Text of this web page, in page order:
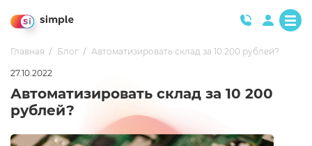
Главная Блог Автоматизировать склад за 10 200 рублей?
27.10.2022
Автоматизировать склад за 10 200
рублей?